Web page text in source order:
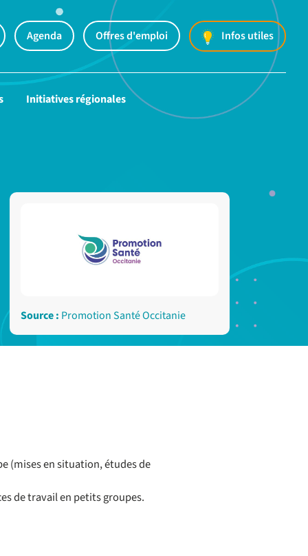
Agenda Offres d'emploi Infos utiles
Initiatives régionales
Source : Promotion Santé Occitanie
(mises en situation, études de
de travail en petits groupes.